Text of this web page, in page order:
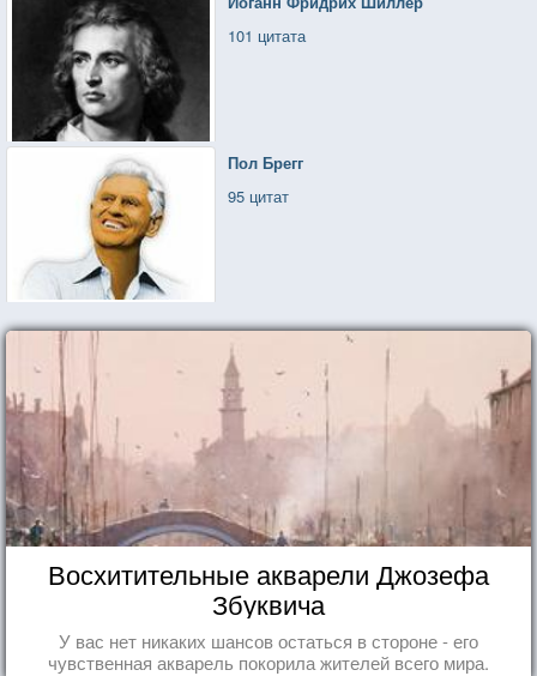
101 цитата
Пол Брегг
95 цитат
Восхитительные акварели Джозефа
Збуквича
У вас нет никаких шансов остаться в стороне - его
чувственная акварель покорила жителей всего мира.